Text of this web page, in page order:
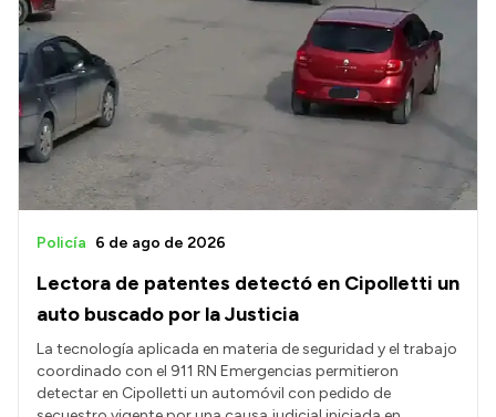
Lectora de patentes detectó en Cipolletti un
auto buscado por la Justicia
Policía 6 de ago de 2026
La tecnología aplicada en materia de seguridad y el trabajo
coordinado con el 911 RN Emergencias permitieron
detectar en Cipolletti un automóvil con pedido de